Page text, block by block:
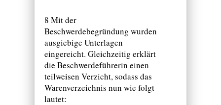
8 Mit der
Beschwerdebegründung wurden
ausgiebige Unterlagen
eingereicht. Gleichzeitig erklärt
die Beschwerdeführerin einen
teilweisen Verzicht, sodass das
Warenverzeichnis nun wie folgt
lautet: